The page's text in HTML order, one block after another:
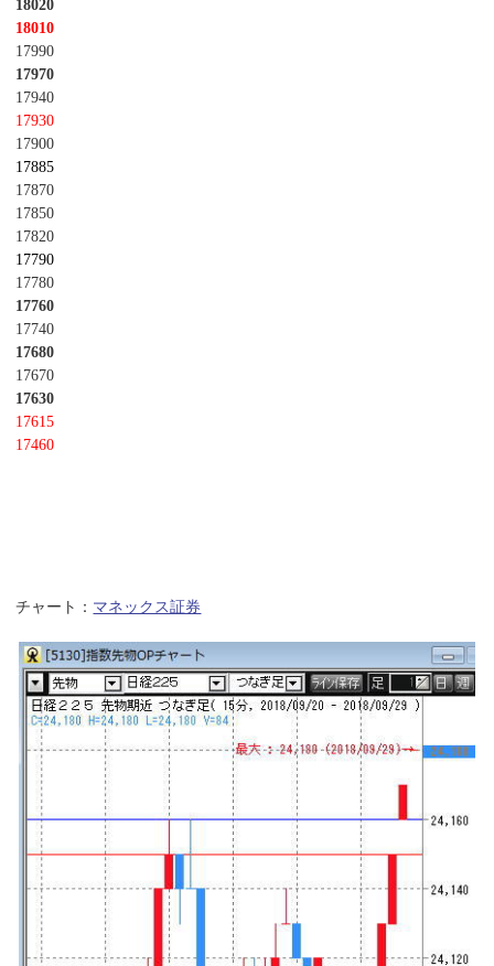
18020
18010
17990
17970
17940
17930
17900
17885
17870
17850
17820
17790
17780
17760
17740
17680
17670
17630
17615
17460
チャート： マネックス証券